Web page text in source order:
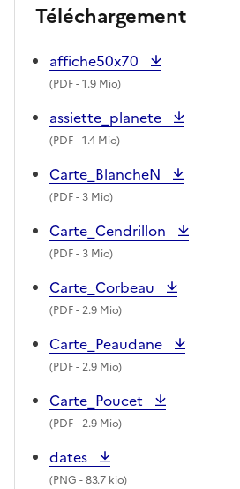
Téléchargement
affiche50x70
(PDF- 1.9 Mio)
assiette_planete
(PDF- 1.4 Mio)
Carte_BlancheN
(PDF- 3 Mio)
Carte_Cendrillon
(PDF- 3 Mio)
Carte_Corbeau
(PDF- 2.9 Mio)
Carte_Peaudane
(PDF- 2.9 Mio)
Carte_Poucet
(PDF- 2.9 Mio)
dates
(PNG - 83.7 kio)